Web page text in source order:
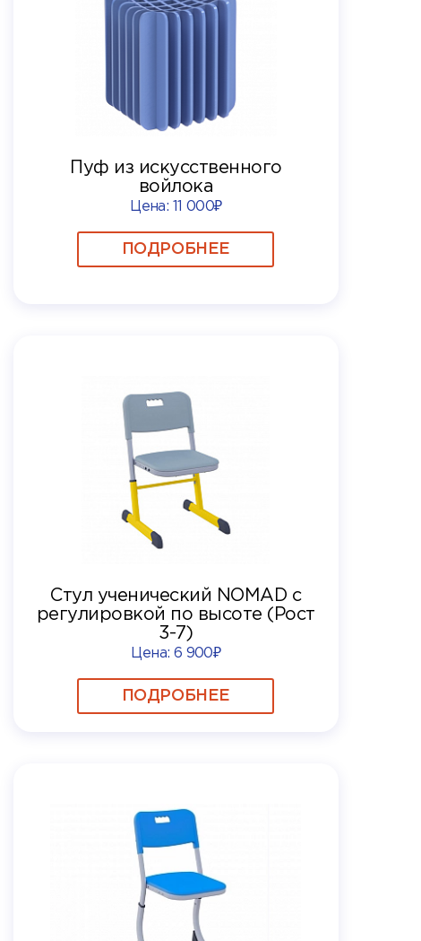
Пуф из искусственного
войлока
Цена: 11 000₽
ПОДРОБНЕЕ
Стул ученический NOMAD с
регулировкой по высоте (Рост
3-7)
Цена: 6 900₽
ПОДРОБНЕЕ